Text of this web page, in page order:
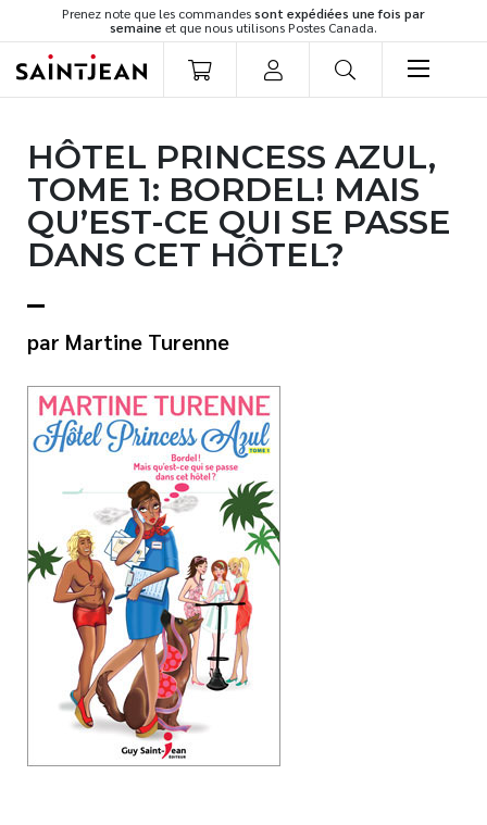
Prenez note que les commandessont expédiées une fois par
semaine et que nous utilisons Postes Canada.
LIVRES
Romans
Cuisine
Développement personnel
Littérature jeunesse
Culture générale
Témoignages
Vie pratique
Finances
Nouveautés
Numérique
Livres audio
Meilleurs vendeurs
Page vedette
AUTEURS
HÔTEL PRINCESS AZUL,
TOME 1: BORDEL! MAIS
QU’EST-CE QUI SE PASSE
DANS CET HÔTEL?
Martine Turenne